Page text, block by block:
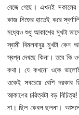
বেজে গেছে। এখনই সকালের
কাজ নিজের হাতেই করে
মধ্যেও শুধু আকাশের মুখটা
স্বামী বিমলবাবুর মুখটা কেন
স্বপ্ন দেখছে কিনা। তবে কি ওর
কথা। যে কখনো ওকে
ওকেই সবচেয়ে বেশি দরকার
আকাশের চরিত্রটা বড়
না। ছিল কেবল ছলনা। আসলে